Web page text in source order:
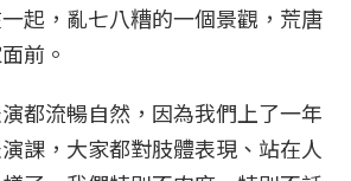
起，亂七八糟的一個景觀，荒唐
前。
都流暢自然，因為我們上了一年
課，大家都對肢體表現、站在人